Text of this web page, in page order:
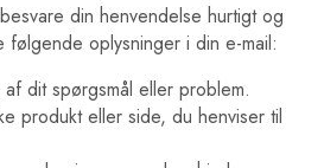
din henvendelse hurtigt og
oplysninger i din e-mail:
dit spørgsmål eller problem.
produkt eller side, du henviser til